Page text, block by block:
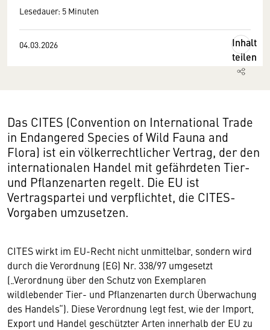
Lesedauer: 5 Minuten
04.03.2026
Inhalt
teilen
Das CITES (Convention on International Trade
in Endangered Species of Wild Fauna and
Flora) ist ein völkerrechtlicher Vertrag, der den
internationalen Handel mit gefährdeten Tier-
und Pflanzenarten regelt. Die EU ist
Vertragspartei und verpflichtet, die CITES-
Vorgaben umzusetzen.
CITES wirkt im EU-Recht nicht unmittelbar, sondern wird
durch die Verordnung (EG) Nr. 338/97 umgesetzt
(„Verordnung über den Schutz von Exemplaren
wildlebender Tier- und Pflanzenarten durch Überwachung
des Handels“). Diese Verordnung legt fest, wie der Import,
Export und Handel geschützter Arten innerhalb der EU zu